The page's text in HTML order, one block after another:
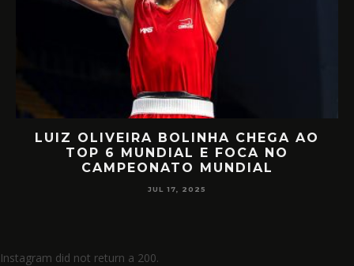
LUIZ OLIVEIRA BOLINHA CHEGA AO
TOP 6 MUNDIAL E FOCA NO
CAMPEONATO MUNDIAL
JUL 17, 2025
Instagram did not return a 200.